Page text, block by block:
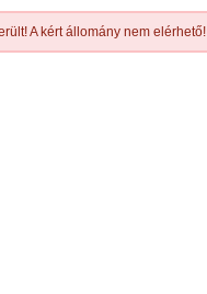
A kért állomány nem elérhető!